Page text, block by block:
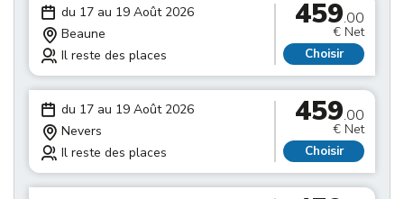
du 17 au 19 Août 2026
Beaune
Il reste des places
459.00
€ Net
Choisir
du 17 au 19 Août 2026
Nevers
Il reste des places
459.00
€ Net
Choisir